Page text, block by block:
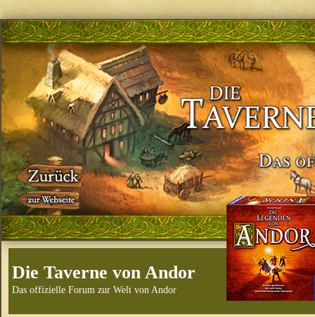
Die Taverne von Andor
Das offizielle Forum zur Welt von Andor